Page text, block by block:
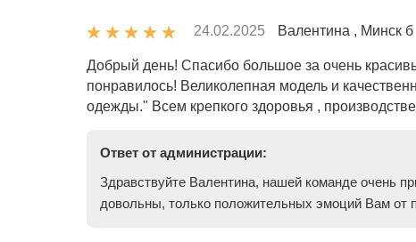
24.02.2025 Валентина , Минск б
Добрый день! Спасибо большое за очень
понравилось! Великолепная модель и
одежды." Всем крепкого здоровья ,
Ответ от администрации:
Здравствуйте Валентина, нашей команде очень
довольны, только положительных эмоций Вам от